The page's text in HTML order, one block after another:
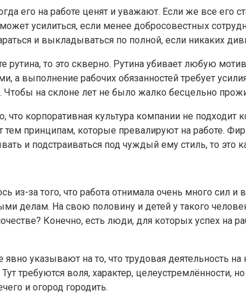
его на работе ценят и уважают. Если же все его
усилиться, если менее добросовестных
и выкладываться по полной, если никаких
рутина, то это скверно. Рутина убивает любую
а выполнение рабочих обязанностей требует
Чтобы на склоне лет не было жалко бесцельно
что корпоративная культура компании не
тем принципам, которые превалируют на работе.
и подстраиваться под чуждый ему стиль, то это
из-за того, что работа отнимала очень много сил
делам. На свою половину и детей у такого
Конечно, есть люди, для которых успех на
указывают на то, что трудовая деятельность
требуются воля, характер, целеустремлённости,
и огород городить.